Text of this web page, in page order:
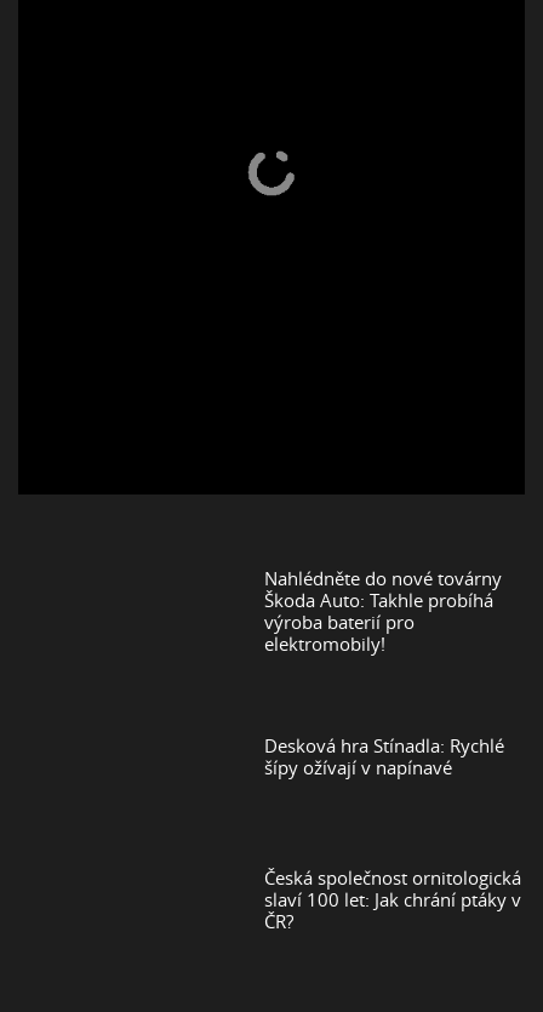
Nahlédněte do nové továrny
Škoda Auto: Takhle probíhá
výroba baterií pro
elektromobily!
Desková hra Stínadla: Rychlé
šípy ožívají v napínavé
Česká společnost ornitologická
slaví 100 let: Jak chrání ptáky v
ČR?